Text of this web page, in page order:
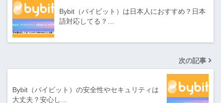
Bybit（バイビット）は日本人におすすめ？日本
語対応してる？…
次の記事
Bybit（バイビット）の安全性やセキュリティは
大丈夫？安心し…